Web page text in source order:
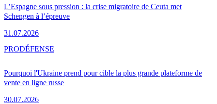
L’Espagne sous pression : la crise migratoire de Ceuta met
Schengen à l’épreuve
31.07.2026
Pourquoi l'Ukraine prend pour cible la plus grande plateforme de
vente en ligne russe
30.07.2026
PRODÉFENSE